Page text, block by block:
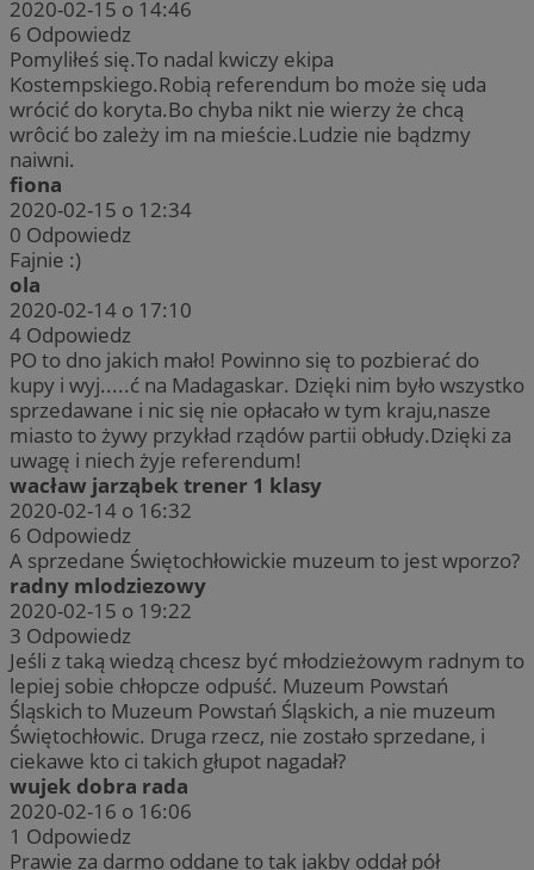
2020-02-15 o 14:46
6 Odpowiedz
Pomyliłeś się.To nadal kwiczy ekipa
Kostempskiego.Robią referendum bo może się uda
wrócić do koryta.Bo chyba nikt nie wierzy że chcą
wrôcić bo zależy im na mieście.Ludzie nie bądzmy
naiwni.
fiona
2020-02-15 o 12:34
0 Odpowiedz
Fajnie :)
ola
2020-02-14 o 17:10
4 Odpowiedz
PO to dno jakich mało! Powinno się to pozbierać do
kupy i wyj.....ć na Madagaskar. Dzięki nim było wszystko
sprzedawane i nic się nie opłacało w tym kraju,nasze
miasto to żywy przykład rządów partii obłudy.Dzięki za
uwagę i niech żyje referendum!
wacław jarząbek trener 1 klasy
2020-02-14 o 16:32
6 Odpowiedz
A sprzedane Świętochłowickie muzeum to jest wporzo?
radny mlodziezowy
2020-02-15 o 19:22
3 Odpowiedz
Jeśli z taką wiedzą chcesz być młodzieżowym radnym to
lepiej sobie chłopcze odpuść. Muzeum Powstań
Śląskich to Muzeum Powstań Śląskich, a nie muzeum
Świętochłowic. Druga rzecz, nie zostało sprzedane, i
ciekawe kto ci takich głupot nagadał?
wujek dobra rada
2020-02-16 o 16:06
1 Odpowiedz
Prawie za darmo oddane to tak jakby oddał pół